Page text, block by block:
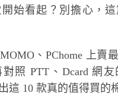
始看起？別擔心，
、PChome 上賣
照 PTT、Dcard 網
這 10 款真的值得買的